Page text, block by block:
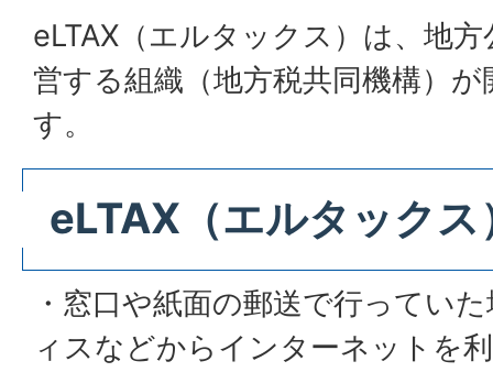
eLTAX（エルタックス）は、地
営する組織（地方税共同機構）
す。
eLTAX（エルタック
・窓口や紙面の郵送で行ってい
ィスなどからインターネットを